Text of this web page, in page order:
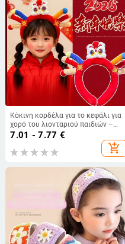
Κόκινη κορδέλα για το κεφάλι για
χορό του λιονταριού παιδιών –
κινεζικό στυλ, έτος 2026, για
παραστάσεις και φωτογράφηση
7.01 - 7.77 €
add_shopping_cart